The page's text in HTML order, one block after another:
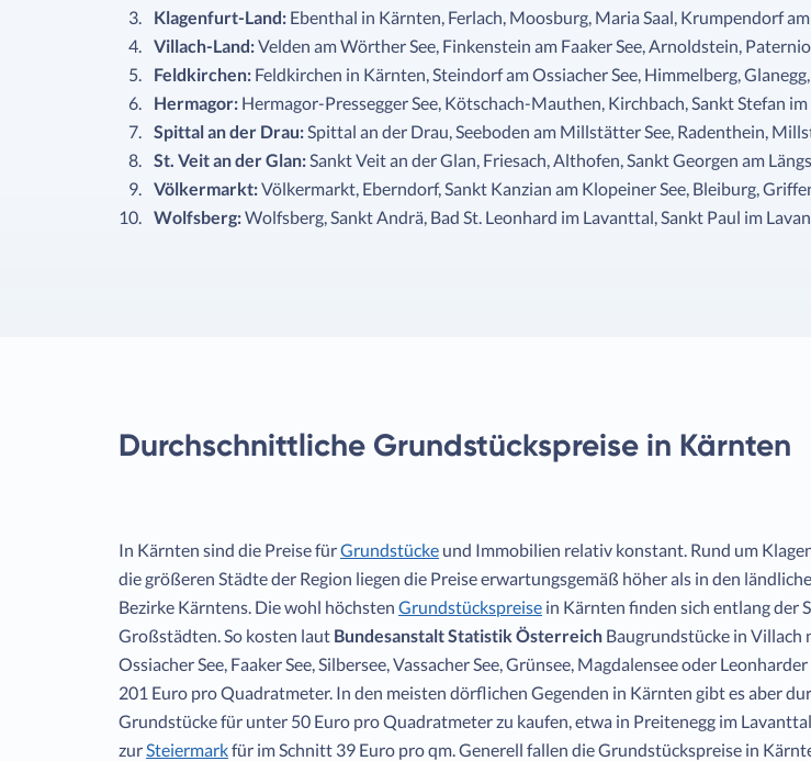
Klagenfurt-Land: Ebenthal in Kärnten, Ferlach, Moosburg, Maria Saal, Krumpendorf
Villach-Land:Velden am Wörther See, Finkenstein am Faaker See, Arnoldstein,
Feldkirchen: Feldkirchen in Kärnten, Steindorf am Ossiacher See, Himmelberg,
Hermagor: Hermagor-Pressegger See, Kötschach-Mauthen, Kirchbach, Sankt Stefan
Spittal an der Drau:Spittal an der Drau, Seeboden am Millstätter See, Radenthein,
St. Veit an der Glan:Sankt Veit an der Glan, Friesach, Althofen, Sankt Georgen am
Völkermarkt:Völkermarkt, Eberndorf, Sankt Kanzian am Klopeiner See, Bleiburg,
Wolfsberg:Wolfsberg, Sankt Andrä, Bad St. Leonhard im Lavanttal, Sankt Paul im
Durchschnittliche Grundstückspreise in Kärnten
In Kärnten sind die Preise fürGrundstücke und Immobilien relativ konstant. Rund um
die größeren Städte der Region liegen die Preise erwartungsgemäß höher als in den
Bezirke Kärntens. Die wohl höchsten Grundstückspreise in Kärnten finden sich entlang der
Großstädten. So kosten laut Bundesanstalt Statistik Österreich Baugrundstücke in Villach
Ossiacher See, Faaker See, Silbersee, Vassacher See, Grünsee, Magdalensee oder
201 Euro pro Quadratmeter. In den meisten dörflichen Gegenden in Kärnten gibt es aber
Grundstücke für unter 50 Euro pro Quadratmeter zu kaufen, etwa in Preitenegg im
zurSteiermarkfür im Schnitt 39 Euro pro qm. Generell fallen die Grundstückspreise in